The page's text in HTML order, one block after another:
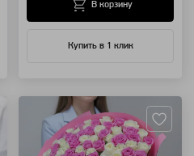
Купить в 1 клик
В корзину